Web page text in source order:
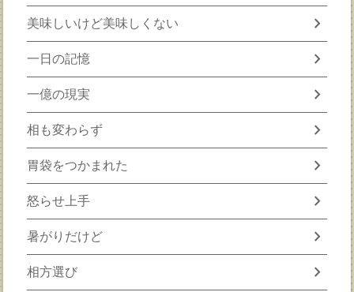
美味しいけど美味しくない chevron_right
一日の記憶 chevron_right
一億の現実 chevron_right
相も変わらず chevron_right
胃袋をつかまれた chevron_right
怒らせ上手 chevron_right
暑がりだけど chevron_right
相方選び chevron_right